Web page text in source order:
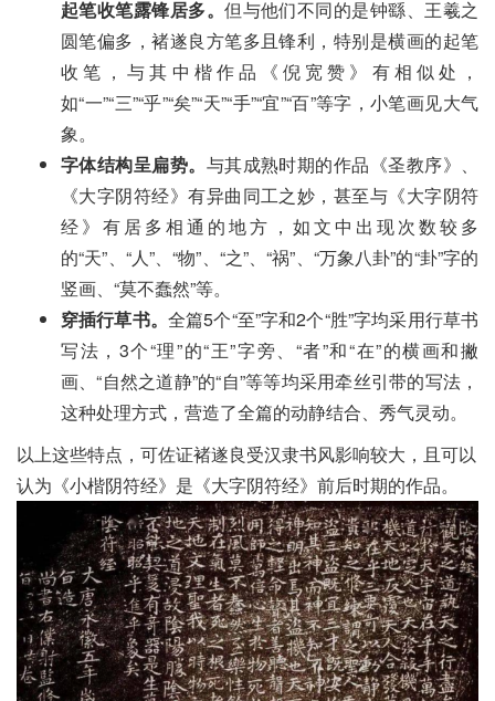
起笔收笔露锋居多。但与他们不同的是钟繇、王羲之
圆笔偏多，褚遂良方笔多且锋利，特别是横画的起笔
收笔，与其中楷作品《倪宽赞》有相似处，
如“一”“三”“乎”“矣”“天”“手”“宜”“百”等字，小笔画见大气
象。
字体结构呈扁势。 与其成熟时期的作品《圣教序》、
《大字阴符经》有异曲同工之妙，甚至与《大字阴符
经》有居多相通的地方，如文中出现次数较多
的“天”、“人”、“物”、“之”、“祸”、“万象八卦”的“卦”字的
竖画、“莫不蠢然”等。
穿插行草书。 全篇5个“至”字和2个“胜”字均采用行草书
写法，3个“理”的“王”字旁、“者”和“在”的横画和撇
画、“自然之道静”的“自”等等均采用牵丝引带的写法，
这种处理方式，营造了全篇的动静结合、秀气灵动。
以上这些特点，可佐证褚遂良受汉隶书风影响较大，且可以
认为《小楷阴符经》是《大字阴符经》前后时期的作品。